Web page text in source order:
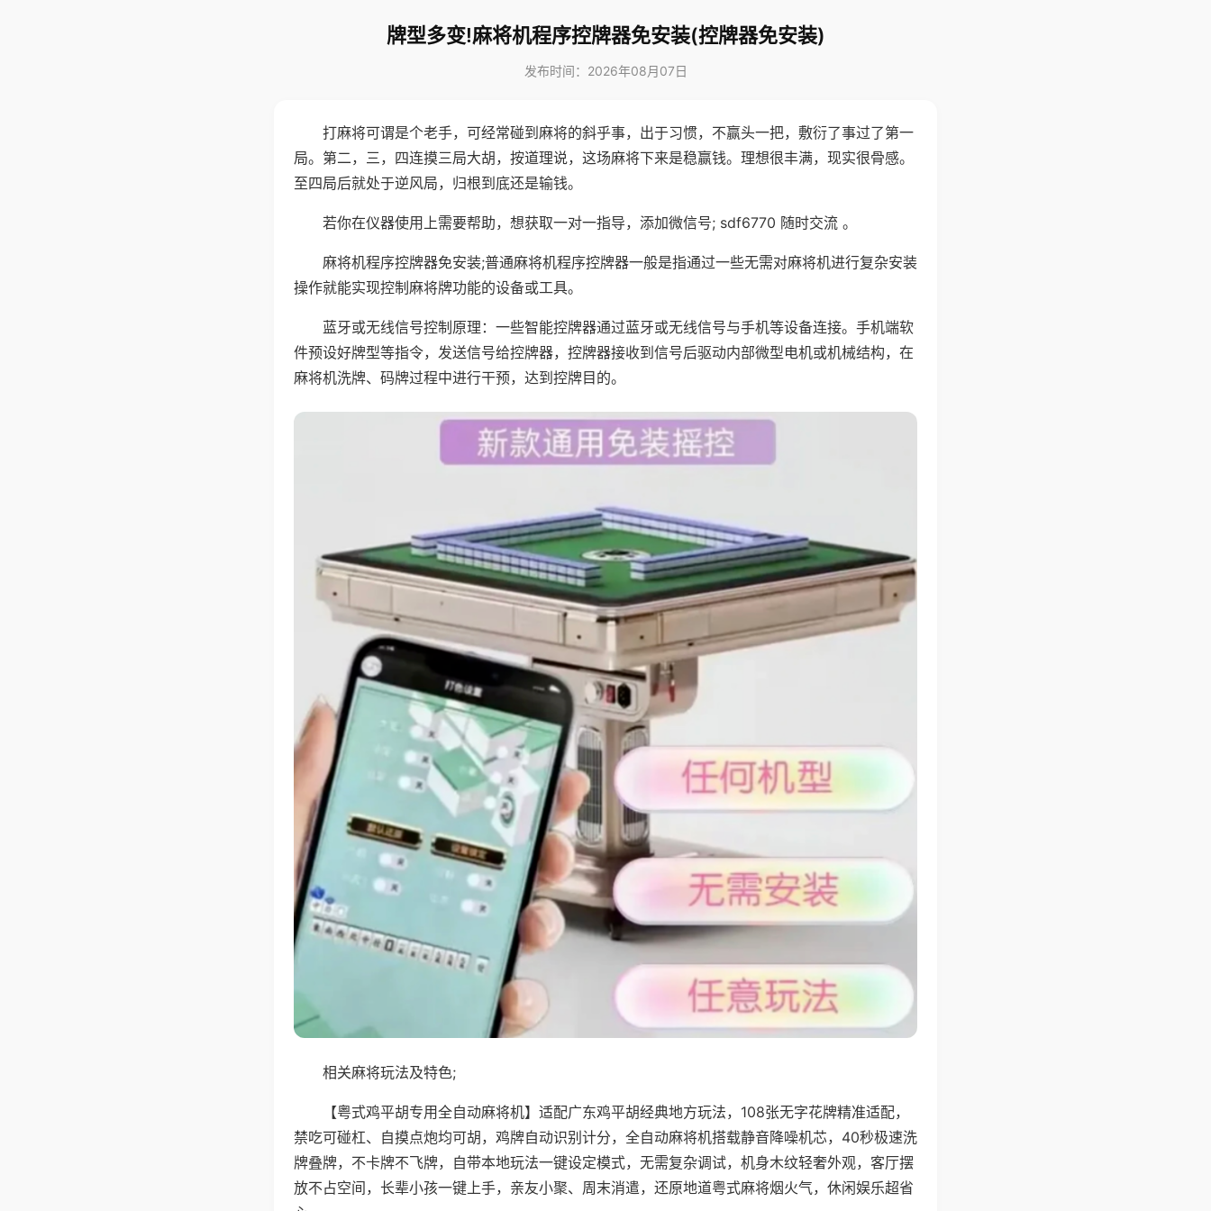
牌型多变!麻将机程序控牌器免安装(控牌器免安装)
发布时间：2026年08月07日
打麻将可谓是个老手，可经常碰到麻将的斜乎事，出于习惯，不赢头一把，敷衍了事过了第一
局。第二，三，四连摸三局大胡，按道理说，这场麻将下来是稳赢钱。理想很丰满，现实很骨感。
至四局后就处于逆风局，归根到底还是输钱。
若你在仪器使用上需要帮助，想获取一对一指导，添加微信号; sdf6770 随时交流 。
麻将机程序控牌器免安装;普通麻将机程序控牌器一般是指通过一些无需对麻将机进行复杂安装
操作就能实现控制麻将牌功能的设备或工具。
蓝牙或无线信号控制原理：一些智能控牌器通过蓝牙或无线信号与手机等设备连接。手机端软
件预设好牌型等指令，发送信号给控牌器，控牌器接收到信号后驱动内部微型电机或机械结构，在
麻将机洗牌、码牌过程中进行干预，达到控牌目的。
相关麻将玩法及特色;
【粤式鸡平胡专用全自动麻将机】适配广东鸡平胡经典地方玩法，108张无字花牌精准适配，
禁吃可碰杠、自摸点炮均可胡，鸡牌自动识别计分，全自动麻将机搭载静音降噪机芯，40秒极速洗
牌叠牌，不卡牌不飞牌，自带本地玩法一键设定模式，无需复杂调试，机身木纹轻奢外观，客厅摆
放不占空间，长辈小孩一键上手，亲友小聚、周末消遣，还原地道粤式麻将烟火气，休闲娱乐超省